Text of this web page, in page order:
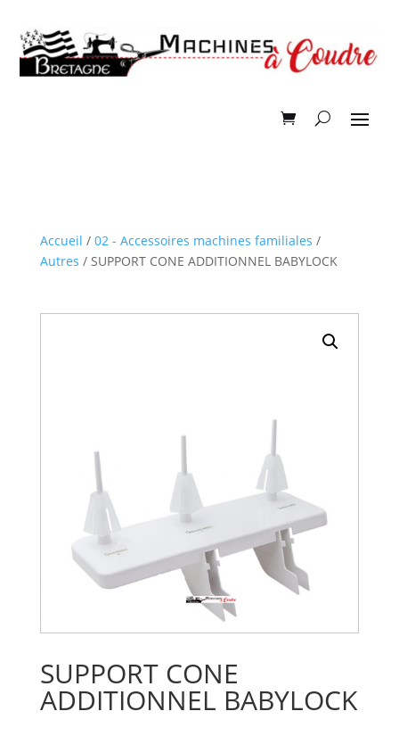
Accueil / 02 - Accessoires machines familiales /
Autres / SUPPORT CONE ADDITIONNEL BABYLOCK
SUPPORT CONE
ADDITIONNEL BABYLOCK